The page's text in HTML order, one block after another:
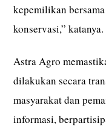
kepemilikan
konservasi,” katanya.
Astra Agro
dilakukan secara
masyarakat dan
informasi,